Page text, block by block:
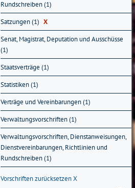
Rundschreiben (1)
Satzungen (1) X
Senat, Magistrat, Deputation und Ausschüsse
(1)
Staatsverträge (1)
Statistiken (1)
Verträge und Vereinbarungen (1)
Verwaltungsvorschriften (1)
Verwaltungsvorschriften, Dienstanweisungen,
Dienstvereinbarungen, Richtlinien und
Rundschreiben (1)
Vorschriften zurücksetzenX